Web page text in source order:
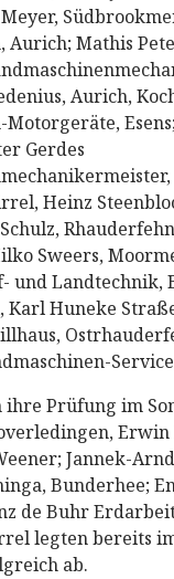
Aurich; Mathis
Aurich,
Gerdes
Heinz
Sweers,
und Landtechnik,
Karl Huneke
ihre Prüfung im
Erwin
Jannek-
Bunderhee;
de Buhr
legten bereits
ab.